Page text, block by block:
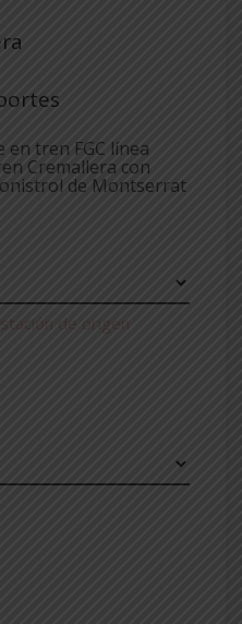
tren FGC línea
Cremallera con
de Montserrat
de origen